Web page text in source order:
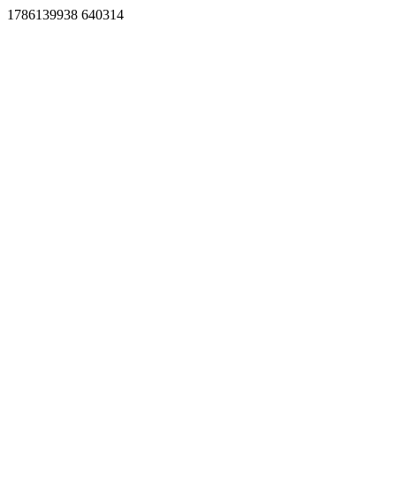
1786139938 640314